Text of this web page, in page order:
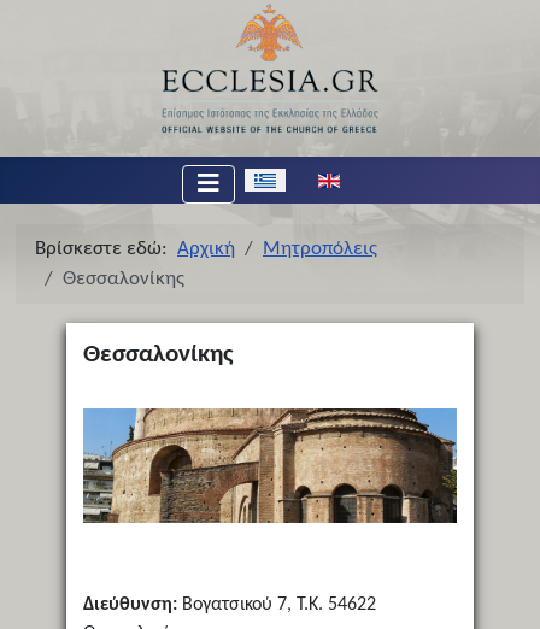
Επιλέξτε τη γλώσσα σας
Βρίσκεστε εδώ: Αρχική
Μητροπόλεις
Θεσσαλονίκης
Θεσσαλονίκης
Διεύθυνση:Βογατσικού 7, Τ.Κ. 54622